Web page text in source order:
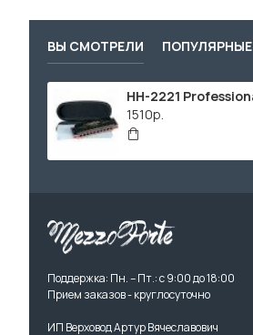
ВЫ СМОТРЕЛИ ПОПУЛЯРНЫЕ
1510р.
Поддержка: Пн. – Пт.: с 9:00 до 18:00
Прием заказов - круглосуточно
ИП Верховод Артур Вячеславович